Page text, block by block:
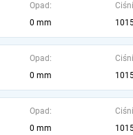
Opad:
0 mm
Opad:
0 mm
Opad:
0 mm